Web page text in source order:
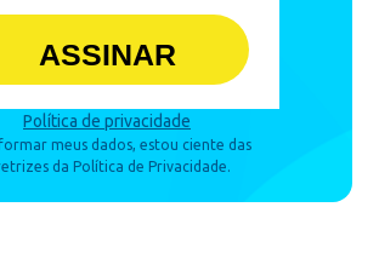
ASSINAR
Política de privacidade
meus dados, estou ciente das
da Política de Privacidade.